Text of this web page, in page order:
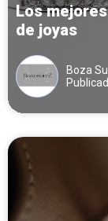
Los
de joyas
Boza